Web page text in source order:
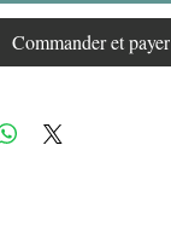
Commander et payer